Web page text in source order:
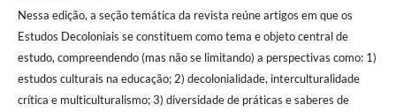
Nessa edição, a seção temática da revista reúne artigos em que os
Estudos Decoloniais se constituem como tema e objeto central de
estudo, compreendendo (mas não se limitando) a perspectivas como: 1)
estudos culturais na educação; 2) decolonialidade, interculturalidade
crítica e multiculturalismo; 3) diversidade de práticas e saberes de